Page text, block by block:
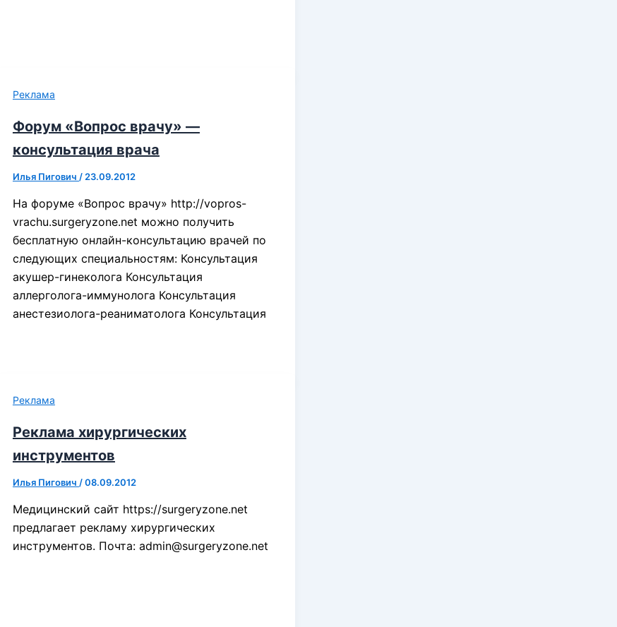
Реклама
Форум «Вопрос врачу» —
консультация врача
Илья Пигович / 23.09.2012
На форуме «Вопрос врачу» http://vopros-
vrachu.surgeryzone.net можно получить
бесплатную онлайн-консультацию врачей по
следующих специальностям: Консультация
акушер-гинеколога Консультация
аллерголога-иммунолога Консультация
анестезиолога-реаниматолога Консультация
Реклама
Реклама хирургических
инструментов
Илья Пигович /08.09.2012
Медицинский сайт https://surgeryzone.net
предлагает рекламу хирургических
инструментов. Почта: admin@surgeryzone.net